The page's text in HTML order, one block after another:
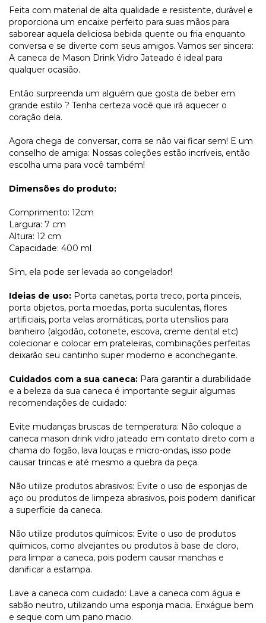
Feita com material de alta qualidade e resistente, durável e
proporciona um encaixe perfeito para suas mãos para
saborear aquela deliciosa bebida quente ou fria enquanto
conversa e se diverte com seus amigos. Vamos ser sincera:
A caneca de Mason Drink Vidro Jateado é ideal para
qualquer ocasião.
Então surpreenda um alguém que gosta de beber em
grande estilo ? Tenha certeza você que irá aquecer o
coração dela.
Agora chega de conversar, corra se não vai ficar sem! E um
conselho de amiga: Nossas coleções estão incríveis, então
escolha uma para você também!
Dimensões do produto:
Comprimento: 12cm
Largura: 7 cm
Altura: 12 cm
Capacidade: 400 ml
Sim, ela pode ser levada ao congelador!
Ideias de uso: Porta canetas, porta treco, porta pinceis,
porta objetos, porta moedas, porta suculentas, flores
artificiais, porta velas aromáticas, porta utensílios para
banheiro (algodão, cotonete, escova, creme dental etc)
colecionar e colocar em prateleiras, combinações perfeitas
deixarão seu cantinho super moderno e aconchegante.
Cuidados com a sua caneca: Para garantir a durabilidade
e a beleza da sua caneca é importante seguir algumas
recomendações de cuidado:
Evite mudanças bruscas de temperatura: Não coloque a
caneca mason drink vidro jateado em contato direto com a
chama do fogão, lava louças e micro-ondas, isso pode
causar trincas e até mesmo a quebra da peça.
Não utilize produtos abrasivos: Evite o uso de esponjas de
aço ou produtos de limpeza abrasivos, pois podem danificar
a superfície da caneca.
Não utilize produtos químicos: Evite o uso de produtos
químicos, como alvejantes ou produtos à base de cloro,
para limpar a caneca, pois podem causar manchas e
danificar a estampa.
Lave a caneca com cuidado: Lave a caneca com água e
sabão neutro, utilizando uma esponja macia. Enxágue bem
e seque com um pano macio.